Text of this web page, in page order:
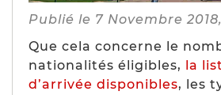
Publié le 7 Novembre 2018,
Que cela concerne le
nationalités éligibles, la
d’arrivée disponibles, les